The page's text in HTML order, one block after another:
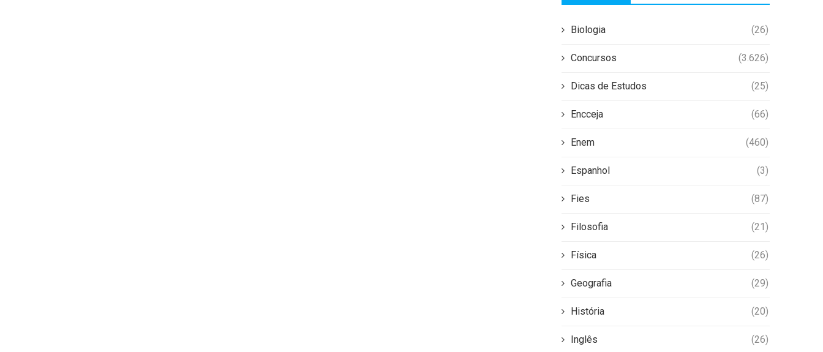
Biologia (26)
Concursos (3.626)
Dicas de Estudos (25)
Encceja (66)
Enem (460)
Espanhol (3)
Fies (87)
Filosofia (21)
Física (26)
Geografia (29)
História (20)
Inglês (26)